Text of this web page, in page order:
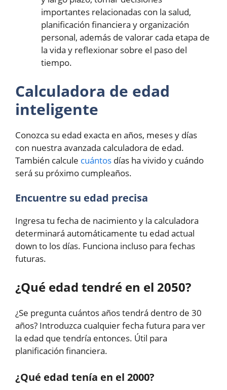
importantes relacionadas con la salud,
planificación financiera y organización
personal, además de valorar cada etapa de
la vida y reflexionar sobre el paso del
tiempo.
Calculadora de edad
inteligente
Conozca su edad exacta en años, meses y días
con nuestra avanzada calculadora de edad.
También calcule cuántos días ha vivido y cuándo
será su próximo cumpleaños.
Encuentre su edad precisa
Ingresa tu fecha de nacimiento y la calculadora
determinará automáticamente tu edad actual
down to los días. Funciona incluso para fechas
futuras.
¿Qué edad tendré en el 2050?
¿Se pregunta cuántos años tendrá dentro de 30
años? Introduzca cualquier fecha futura para ver
la edad que tendría entonces. Útil para
planificación financiera.
¿Qué edad tenía en el 2000?